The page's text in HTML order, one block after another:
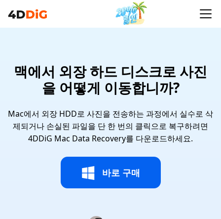
맥에서 외장 하드 디스크로 사진
을 어떻게 이동합니까?
Mac에서 외장 HDD로 사진을 전송하는 과정에서 실수로 삭
제되거나 손실된 파일을 단 한 번의 클릭으로 복구하려면
4DDiG Mac Data Recovery를 다운로드하세요.
바로 구매